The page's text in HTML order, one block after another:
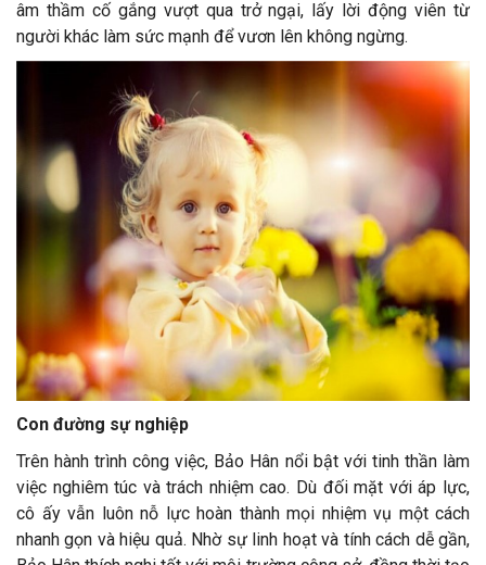
âm thầm cố gắng vượt qua trở ngại, lấy lời động viên từ
người khác làm sức mạnh để vươn lên không ngừng.
Con đường sự nghiệp
Trên hành trình công việc, Bảo Hân nổi bật với tinh thần làm
việc nghiêm túc và trách nhiệm cao. Dù đối mặt với áp lực,
cô ấy vẫn luôn nỗ lực hoàn thành mọi nhiệm vụ một cách
nhanh gọn và hiệu quả. Nhờ sự linh hoạt và tính cách dễ gần,